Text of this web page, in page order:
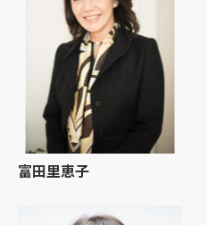
富田里恵子